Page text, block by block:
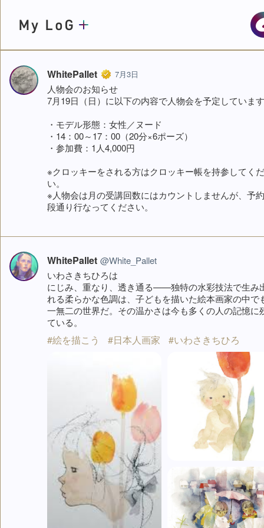
ARTSTUDIO
WhitePallet
My LoG
WhitePallet 7月3日
人物会のお知らせ
7月19日（日）に以下の内容で人物会を予定していま
・モデル形態：女性／ヌード
・14：00～17：00（20分×6ポーズ）
・参加費：1人4,000円
※クロッキーをされる方はクロッキー帳を持参してく
い。
※人物会は月の受講回数にはカウントしませんが、予
段通り行なってください。
WhitePallet
いわさきちひろは
にじみ、重なり、透き通る——独特の水彩技法で生み
れる柔らかな色調は、子どもを描いた絵本画家の中で
一無二の世界だ。その温かさは今も多くの人の記憶に
ている。
#絵を描こう #日本人画家 #いわさきちひろ
ID
パスワード